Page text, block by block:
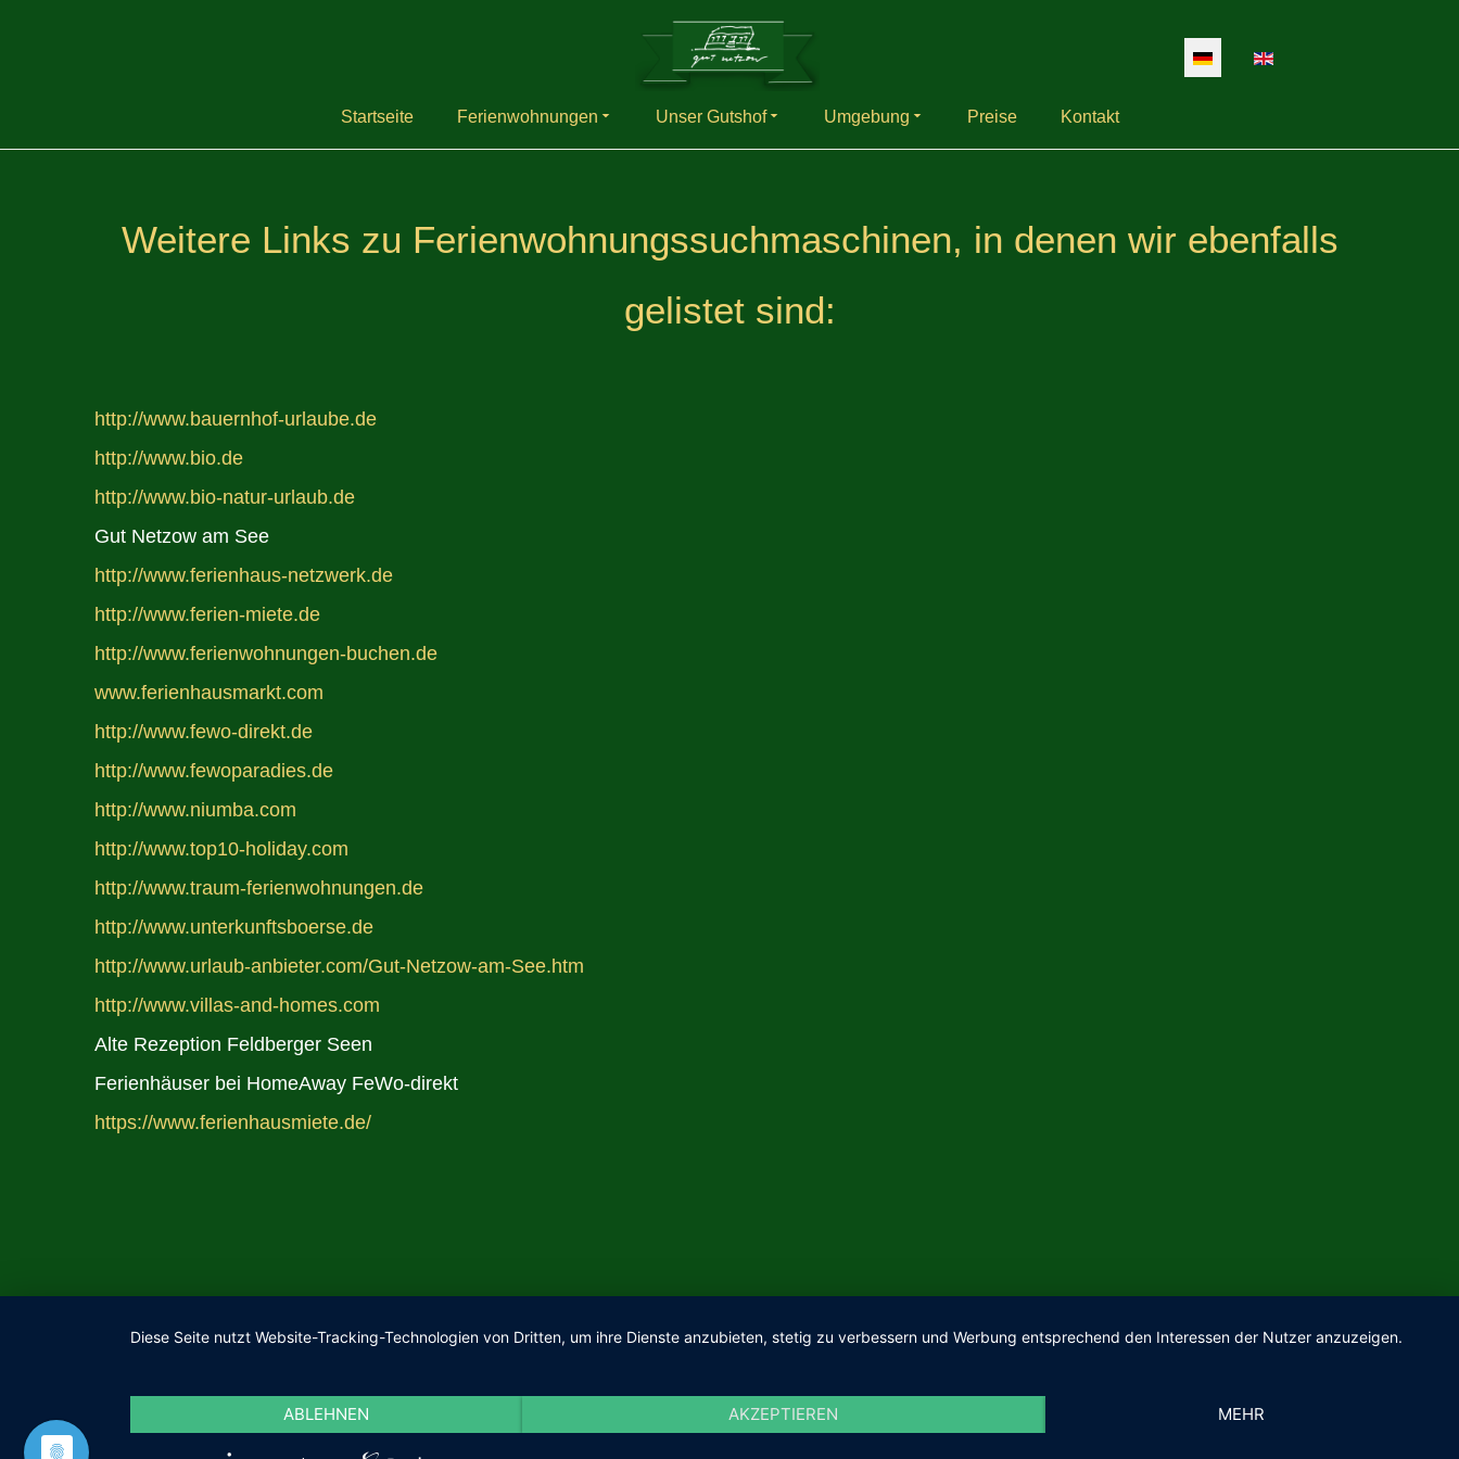
Sprache auswählen
Startseite Ferienwohnungen Unser Gutshof Umgebung Preise Kontakt
Weitere Links zu Ferienwohnungssuchmaschinen, in denen wir ebenfalls
gelistet sind:
http://www.bauernhof-urlaube.de
http://www.bio.de
http://www.bio-natur-urlaub.de
Gut Netzow am See
http://www.ferienhaus-netzwerk.de
http://www.ferien-miete.de
http://www.ferienwohnungen-buchen.de
www.ferienhausmarkt.com
http://www.fewo-direkt.de
http://www.fewoparadies.de
http://www.niumba.com
http://www.top10-holiday.com
http://www.traum-ferienwohnungen.de
http://www.unterkunftsboerse.de
http://www.urlaub-anbieter.com/Gut-Netzow-am-See.htm
http://www.villas-and-homes.com
Alte Rezeption Feldberger Seen
Ferienhäuser bei HomeAway FeWo-direkt
https://www.ferienhausmiete.de/
Diese Seite nutzt Website-Tracking-Technologien von Dritten, um ihre Dienste anzubieten, stetig zu verbessern und Werbung entsprechend den Interessen der Nutzer anzuzeigen.
ABLEHNEN AKZEPTIEREN MEHR